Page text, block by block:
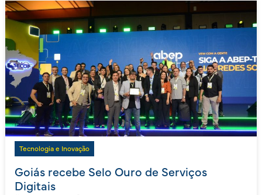
Tecnologia e Inovação
Goiás recebe Selo Ouro de Serviços
Digitais